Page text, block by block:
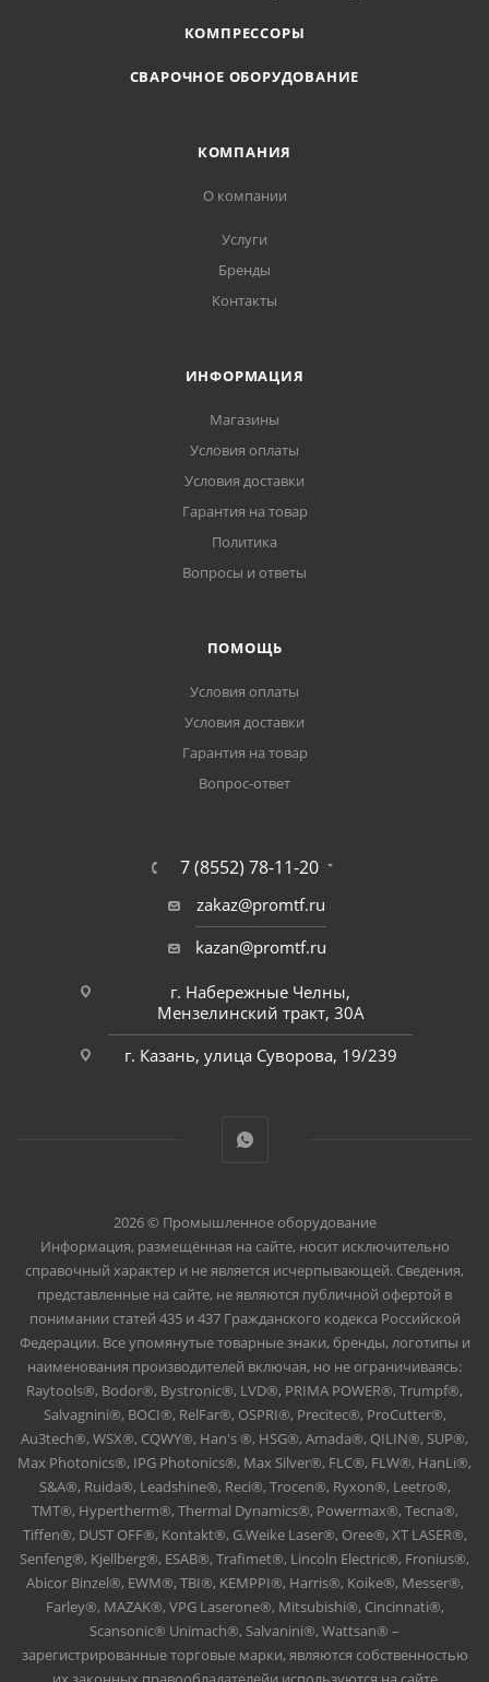
КОМПРЕССОРЫ
СВАРОЧНОЕ ОБОРУДОВАНИЕ
КОМПАНИЯ
О компании
Услуги
Бренды
Контакты
ИНФОРМАЦИЯ
Магазины
Условия оплаты
Условия доставки
Гарантия на товар
Политика
Вопросы и ответы
ПОМОЩЬ
Условия оплаты
Условия доставки
Гарантия на товар
Вопрос-ответ
7 (8552) 78-11-20
zakaz@promtf.ru
kazan@promtf.ru
г. Набережные Челны,
Мензелинский тракт, 30А
г. Казань, улица Суворова, 19/239
2026 © Промышленное оборудование
Информация, размещённая на сайте, носит исключительно
справочный характер и не является исчерпывающей. Сведения,
представленные на сайте, не являются публичной офертой в
понимании статей 435 и 437 Гражданского кодекса Российской
Федерации. Все упомянутые товарные знаки, бренды, логотипы и
наименования производителей включая, но не ограничиваясь:
Raytools®, Bodor®, Bystronic®, LVD®, PRIMA POWER®, Trumpf®,
Salvagnini®, BOCI®, RelFar®, OSPRI®, Precitec®, ProCutter®,
Au3tech®, WSX®, CQWY®, Han's ®, HSG®, Amada®, QILIN®, SUP®,
Max Photonics®, IPG Photonics®, Max Silver®, FLC®, FLW®, HanLi®,
S&A®, Ruida®, Leadshine®, Reci®, Trocen®, Ryxon®, Leetro®,
TMT®, Hypertherm®, Thermal Dynamics®, Powermax®, Tecna®,
Tiffen®, DUST OFF®, Kontakt®, G.Weike Laser®, Oree®, XT LASER®,
Senfeng®, Kjellberg®, ESAB®, Trafimet®, Lincoln Electric®, Fronius®,
Abicor Binzel®, EWM®, TBI®, KEMPPI®, Harris®, Koike®, Messer®,
Farley®, MAZAK®, VPG Laserone®, Mitsubishi®, Cincinnati®,
Scansonic® Unimach®, Salvanini®, Wattsan® –
зарегистрированные торговые марки, являются собственностью